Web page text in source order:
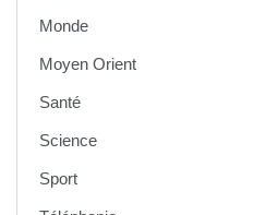
Monde
Moyen Orient
Santé
Science
Sport